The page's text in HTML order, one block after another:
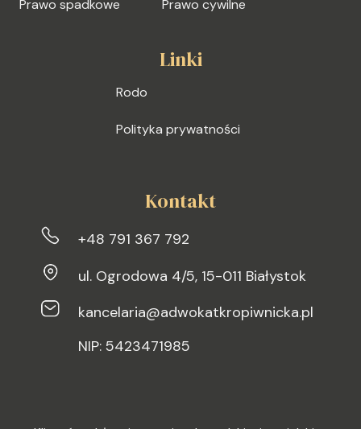
Prawo spadkowe Prawo cywilne
Linki
Rodo
Polityka prywatności
Kontakt
+48 791 367 792
ul. Ogrodowa 4/5, 15-011 Białystok
kancelaria@adwokatkropiwnicka.pl
NIP: 5423471985